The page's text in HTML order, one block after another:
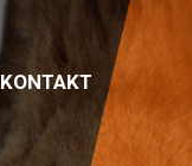
KONTAKT